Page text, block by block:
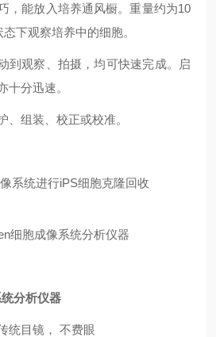
，能放入培养通风橱。重量约为10
下观察培养中的细胞。
到观察、拍摄，均可快速完成。启
十分迅速。
、组装、校正或校准。
系统进行iPS细胞克隆回收
分析仪器
统目镜， 不费眼